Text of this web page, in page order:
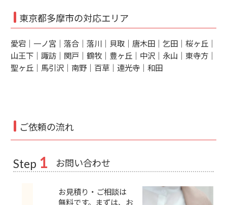
東京都多摩市の対応エリア
愛宕｜一ノ宮｜落合｜落川｜貝取｜唐木田｜乞田｜桜ヶ丘｜
山王下｜諏訪｜関戸｜鶴牧｜豊ヶ丘｜中沢｜永山｜東寺方｜
聖ヶ丘｜馬引沢｜南野｜百草｜連光寺｜和田
ご依頼の流れ
Step 1 お問い合わせ
お見積り・ご相談は
無料です。まずは、お